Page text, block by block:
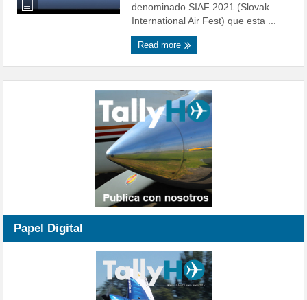
denominado SIAF 2021 (Slovak
International Air Fest) que esta ...
Read more
Papel Digital